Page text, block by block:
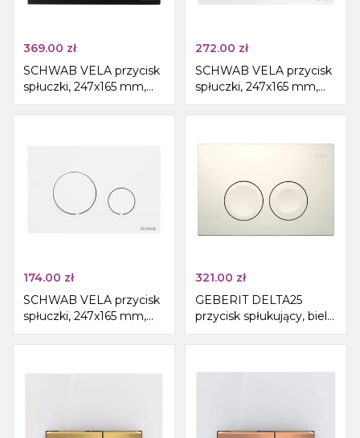
369.00 zł
SCHWAB VELA przycisk
spłuczki, 247x165 mm,
czarny
272.00 zł
SCHWAB VELA przycisk
spłuczki, 247x165 mm,
biały/chrom
174.00 zł
SCHWAB VELA przycisk
spłuczki, 247x165 mm,
biały połysk
321.00 zł
GEBERIT DELTA25
przycisk spłukujący, biel
alpejska